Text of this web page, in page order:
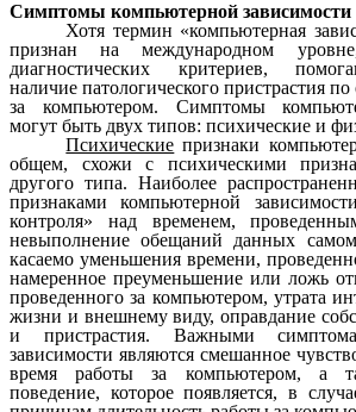
Симптомы компьютерной зависимости
Хотя термин «компьютерная
признан на международном
диагностических критериев,
наличие патологического пристрастия
за компьютером. Симптомы
могут быть двух типов: психические и
Психические признаки
общем, схожи с психическими
другого типа. Наиболее
признаками компьютерной
контроля» над временем,
невыполнение обещаний данных
касаемо уменьшения времени,
намеренное преуменьшение или ложь
проведенного за компьютером, утрата
жизни и внешнему виду, оправдание
и пристрастия. Важными
зависимости являются смешанное
время работы за компьютером, а
поведение, которое появляется, в